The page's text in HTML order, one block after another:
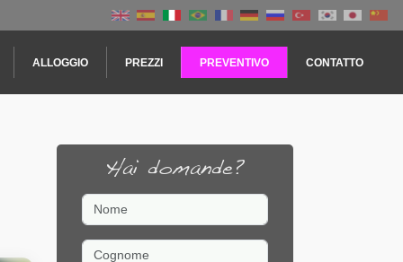
ALLOGGIO PREZZI PREVENTIVO CONTATTO
Hai domande?
Nome
Cognome